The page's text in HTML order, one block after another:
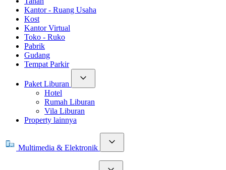
Kantor - Ruang Usaha
Kost
Kantor Virtual
Toko - Ruko
Pabrik
Gudang
Tempat Parkir
Paket Liburan
Hotel
Rumah Liburan
Vila Liburan
Property lainnya
Multimedia & Elektronik